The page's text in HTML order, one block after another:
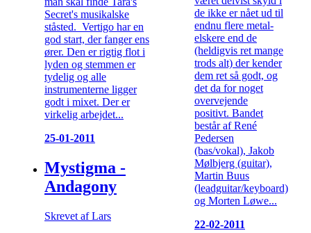
Secret's musikalske
ståsted. Vertigo har en
god start, der fanger ens
ører. Den er rigtig flot i
lyden og stemmen er
tydelig og alle
instrumenterne ligger
godt i mixet. Der er
virkelig arbejdet...
25-01-2011
Mystigma -
Andagony
Skrevet af Lars
de ikke er nået ud til
endnu flere metal-
elskere end de
(heldigvis ret mange
trods alt) der kender
dem ret så godt, og
det da for noget
overvejende
positivt. Bandet
består af René
Pedersen
(bas/vokal), Jakob
Mølbjerg (guitar),
Martin Buus
(leadguitar/keyboard)
og Morten Løwe...
22-02-2011